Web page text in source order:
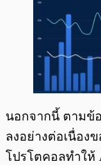
นอกจากนี้ ตามข้อ
ลงอย่างต่อเนื่อง
โปรโตคอลทำให้